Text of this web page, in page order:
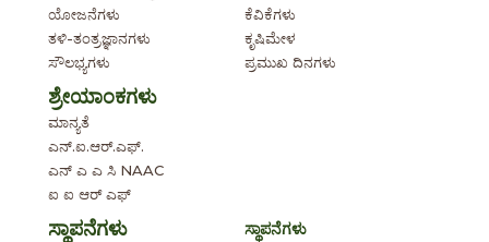
ಯೋಜನೆಗಳು
ತಳಿ-ತಂತ್ರಜ್ಞಾನಗಳು
ಸೌಲಭ್ಯಗಳು
ಕೆವಿಕೆಗಳು
ಕೃಷಿಮೇಳ
ಪ್ರಮುಖ ದಿನಗಳು
ಶ್ರೇಯಾಂಕಗಳು
ಮಾನ್ಯತೆ
ಎನ್.ಐ.ಆರ್.ಎಫ್.
ಎನ್ ಎ ಎ ಸಿ NAAC
ಐ ಐ ಆರ್ ಎಫ್
ಸ್ಥಾಪನೆಗಳು ಸ್ಥಾಪನೆಗಳು